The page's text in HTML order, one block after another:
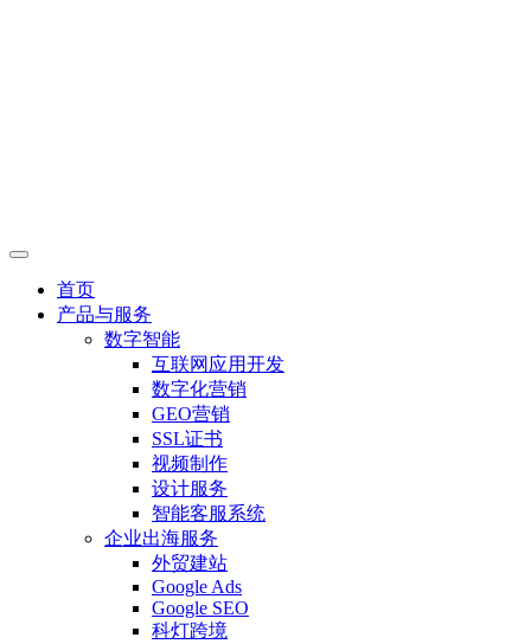
首页
产品与服务
数字智能
互联网应用开发
数字化营销
GEO营销
SSL证书
视频制作
设计服务
智能客服系统
企业出海服务
外贸建站
Google Ads
Google SEO
科灯跨境